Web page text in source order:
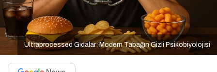
Ultraprocessed Gıdalar: Modern Tabağın Gizli Psikobiyolojisi